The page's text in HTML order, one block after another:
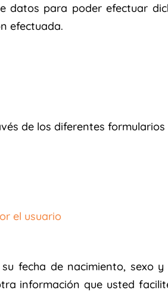
datos para poder efectuar
efectuada.
de los diferentes
el usuario
fecha de nacimiento, sexo
información que usted